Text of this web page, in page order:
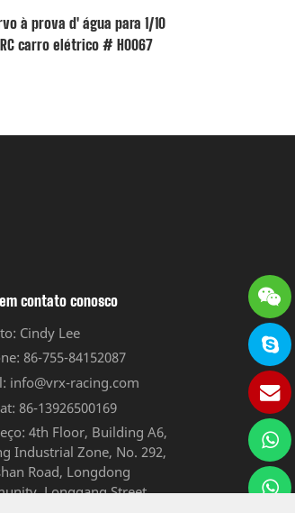
à prova d' água para 1/10
carro elétrico # H0067
contato conosco
Cindy Lee
86-755-84152087
info@vrx-racing.com
86-13926500169
4th Floor, Building A6,
Industrial Zone, No. 292,
Road, Longdong
Longgang Street,